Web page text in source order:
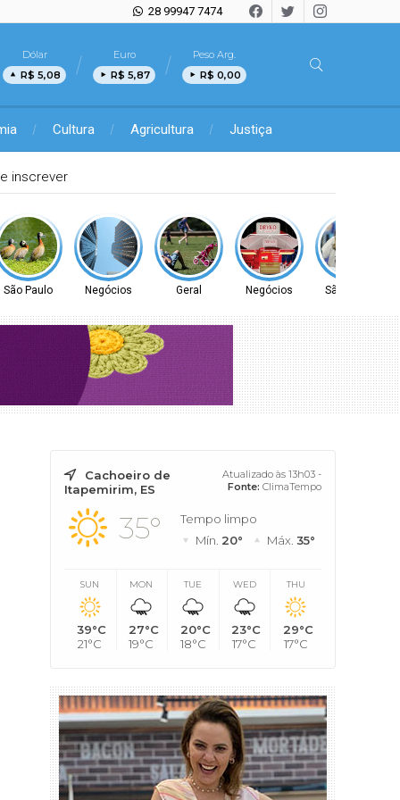
28 99947 7474
Dólar
R$ 5,08
Euro
R$ 5,87
Peso Arg.
R$ 0,00
Cultura Agricultura Justiça
de autoatendimento
São Paulo Negócios Geral Negócios São Paulo
Cachoeiro de
Itapemirim, ES
Atualizado às 13h03 -
Fonte: ClimaTempo
35°
Tempo limpo
Mín. 20° Máx. 35°
SUN
39°C
21°C
MON
27°C
19°C
TUE
20°C
18°C
WED
23°C
17°C
THU
29°C
17°C